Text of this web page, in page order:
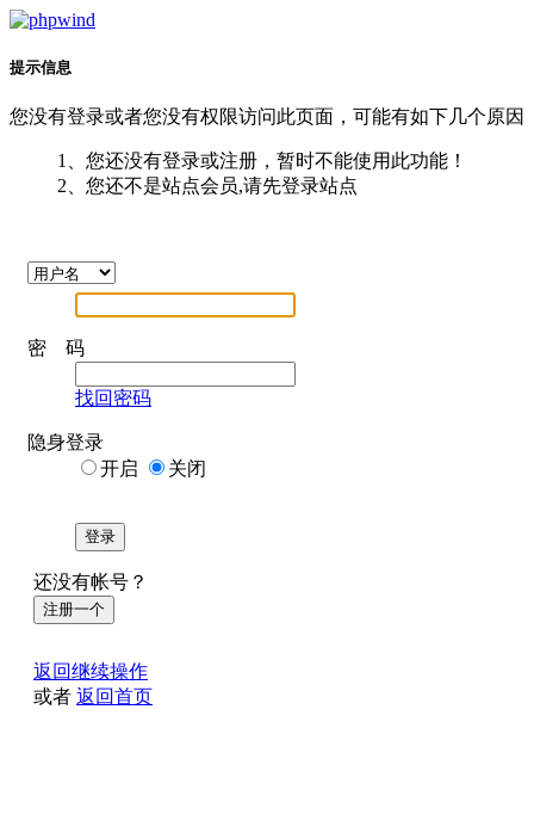
提示信息
您没有登录或者您没有权限访问此页面，可能有如下几个原因
1、您还没有登录或注册，暂时不能使用此功能！
2、您还不是站点会员,请先登录站点
密 码
找回密码
隐身登录
开启
关闭
登录
还没有帐号？
注册一个
返回继续操作
或者 返回首页